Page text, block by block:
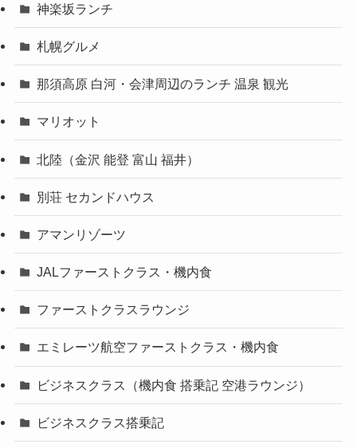
神楽坂ランチ
札幌グルメ
那須高原 白河・会津周辺のランチ 温泉 観光
マリオット
北陸（金沢 能登 富山 福井）
別荘 セカンドハウス
アマンリゾーツ
JALファーストクラス・機内食
ファーストクラスラウンジ
エミレーツ航空ファーストクラス・機内食
ビジネスクラス（機内食 搭乗記 空港ラウンジ）
ビジネスクラス搭乗記